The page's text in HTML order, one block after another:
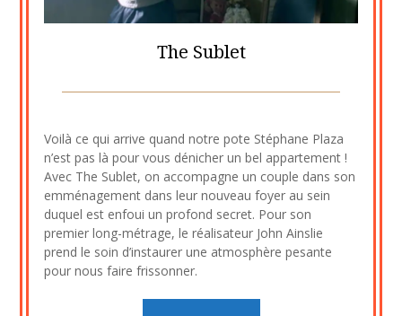
The Sublet
5
novembre
2020
Voilà ce qui arrive quand notre pote Stéphane Plaza
n’est pas là pour vous dénicher un bel appartement !
Avec The Sublet, on accompagne un couple dans son
emménagement dans leur nouveau foyer au sein
duquel est enfoui un profond secret. Pour son
premier long-métrage, le réalisateur John Ainslie
prend le soin d’instaurer une atmosphère pesante
pour nous faire frissonner.